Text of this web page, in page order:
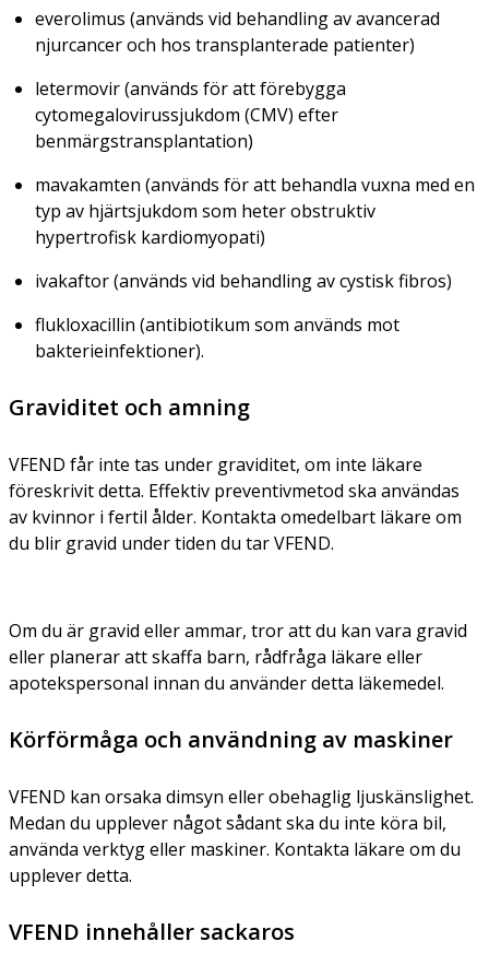
everolimus (används vid behandling av avancerad
njurcancer och hos transplanterade patienter)
letermovir (används för att förebygga
cytomegalovirussjukdom (CMV) efter
benmärgstransplantation)
mavakamten (används för att behandla vuxna med en
typ av hjärtsjukdom som heter obstruktiv
hypertrofisk kardiomyopati)
ivakaftor (används vid behandling av cystisk fibros)
flukloxacillin (antibiotikum som används mot
bakterieinfektioner).
Graviditet och amning
VFEND får inte tas under graviditet, om inte läkare
föreskrivit detta. Effektiv preventivmetod ska användas
av kvinnor i fertil ålder. Kontakta omedelbart läkare om
du blir gravid under tiden du tar VFEND.
Om du är gravid eller ammar, tror att du kan vara gravid
eller planerar att skaffa barn, rådfråga läkare eller
apotekspersonal innan du använder detta läkemedel.
Körförmåga och användning av maskiner
VFEND kan orsaka dimsyn eller obehaglig ljuskänslighet.
Medan du upplever något sådant ska du inte köra bil,
använda verktyg eller maskiner. Kontakta läkare om du
upplever detta.
VFEND innehåller sackaros